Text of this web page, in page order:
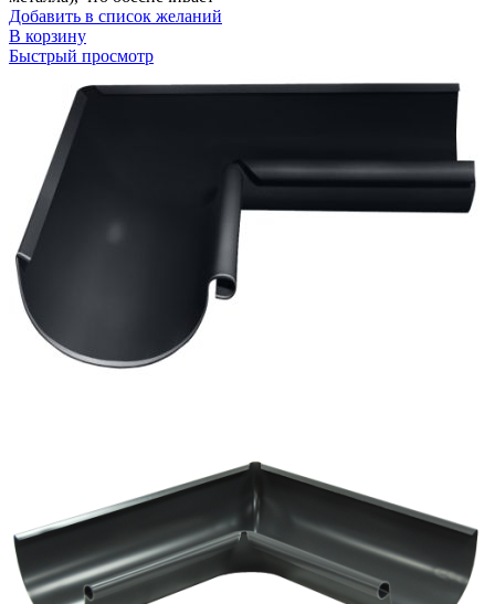
Добавить в список желаний
В корзину
Быстрый просмотр